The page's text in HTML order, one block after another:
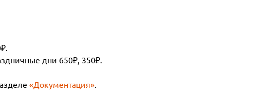
дни 650₽, 350₽.
«Документация».